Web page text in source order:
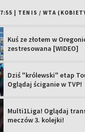
7:55 TENIS / WTA
Kuś ze złotem w
zestresowana [WIDEO]
Dziś "królewski" etap
Oglądaj ściganie w TVP!
Multi1Liga! Oglądaj
meczów 3. kolejki!